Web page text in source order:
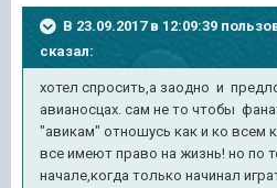
В 23.09.2017 в 12:09:39
сказал:
хотел спросить,а заодно и
авианосцах. сам не то чтобы
"авикам" отношусь как и ко всем
все имеют право на жизнь! но по
начале,когда только начинал